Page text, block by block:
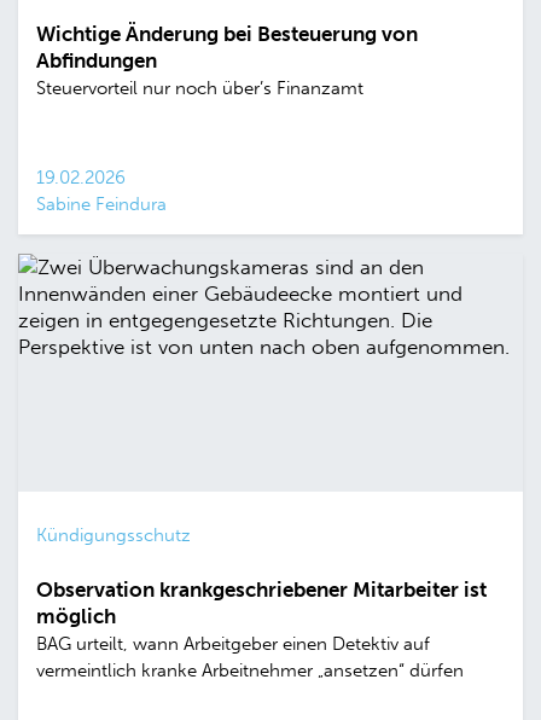
Wichtige Änderung bei Besteuerung von
Abfindungen
Steuervorteil nur noch über’s Finanzamt
19.02.2026
Sabine Feindura
Kündigungsschutz
Observation krankgeschriebener Mitarbeiter ist
möglich
BAG urteilt, wann Arbeitgeber einen Detektiv auf
vermeintlich kranke Arbeitnehmer „ansetzen“ dürfen